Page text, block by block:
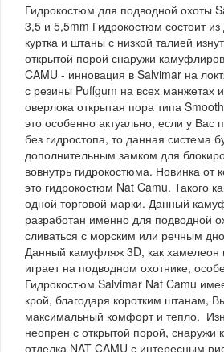
Гидрокостюм для подводной охоты
3,5 и 5,5mm Гидрокостюм состоит
куртка и штаны с низкой талией
открытой порой снаружи
CAMU - инновация в Salvimar на
с резины Puffgum на всех манжетах
оверлока открытая пора типа
это особенно актуально, если у Вас
без гидростопа, то данная система
дополнительным замком для
вовнутрь гидрокостюма. Новинка от
это гидрокостюм Nat Camu. Такого
одной торговой марки. Данный
разработан именно для подводной
сливаться с морским или речным
Данный камуфляж 3D, как хамелеон
играет на подводном охотнике,
Гидрокостюм Salvimar Nat Camu
крой, благодаря коротким штанам,
максимальный комфорт и тепло.
неопрен с открытой порой, снаружи
отделка NAT CAMU с интересным